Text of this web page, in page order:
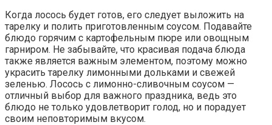
Когда лосось будет готов, его следует выложить на
тарелку и полить приготовленным соусом. Подавайте
блюдо горячим с картофельным пюре или овощным
гарниром. Не забывайте, что красивая подача блюда
также является важным элементом, поэтому можно
украсить тарелку лимонными дольками и свежей
зеленью. Лосось с лимонно-сливочным соусом —
отличный выбор для важного праздника, ведь это
блюдо не только удовлетворит голод, но и порадует
своим неповторимым вкусом.